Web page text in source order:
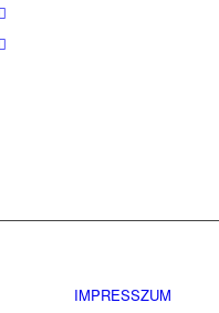
IMPRESSZUM